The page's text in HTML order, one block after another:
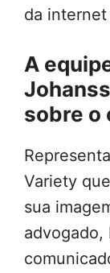
da
A
sobre o
Variety
sua
advogado,